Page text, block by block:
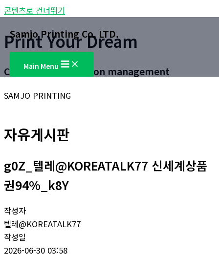
콘텐츠로 건너뛰기
Samjo Printing Co. LTD.
Main Menu
Print Your Dream
Customer satisfaction management
SAMJO PRINTING
자유게시판
g0Z_텔레@KOREATALK77 신세계상품
권94%_k8Y
작성자
텔레@KOREATALK77
작성일
2026-06-30 03:58